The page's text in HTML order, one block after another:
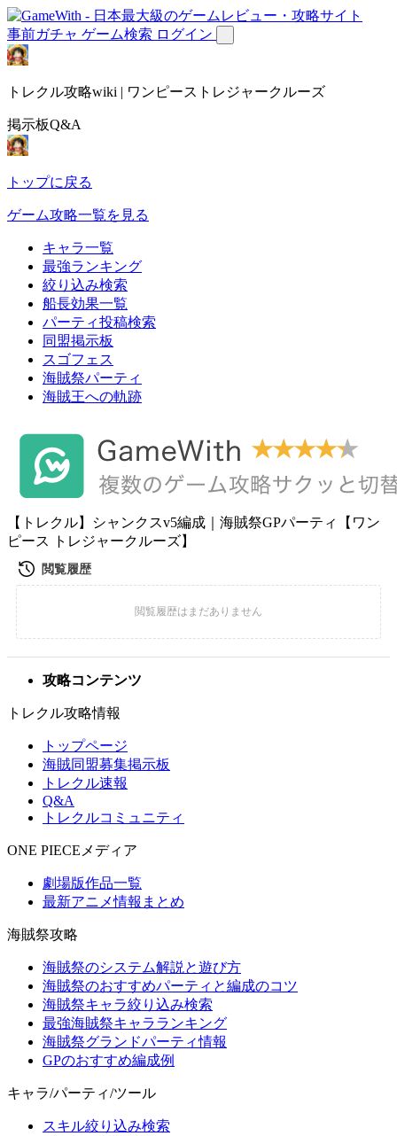
事前ガチャ ゲーム検索 ログイン
トレクル攻略wiki | ワンピーストレジャークルーズ
掲示板Q&A
トップに戻る
ゲーム攻略一覧を見る
キャラ一覧
最強ランキング
絞り込み検索
船長効果一覧
パーティ投稿検索
同盟掲示板
スゴフェス
海賊祭パーティ
海賊王への軌跡
【トレクル】シャンクスv5編成｜海賊祭GPパーティ【ワン
ピース トレジャークルーズ】
攻略コンテンツ
トレクル攻略情報
トップページ
海賊同盟募集掲示板
トレクル速報
Q&A
トレクルコミュニティ
ONE PIECEメディア
劇場版作品一覧
最新アニメ情報まとめ
海賊祭攻略
海賊祭のシステム解説と遊び方
海賊祭のおすすめパーティと編成のコツ
海賊祭キャラ絞り込み検索
最強海賊祭キャラランキング
海賊祭グランドパーティ情報
GPのおすすめ編成例
キャラ/パーティ/ツール
スキル絞り込み検索